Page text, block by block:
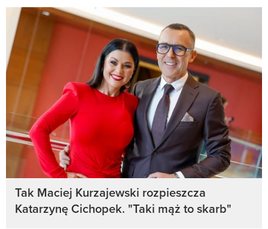
Tak Maciej Kurzajewski rozpieszcza
Katarzynę Cichopek. "Taki mąż to skarb"